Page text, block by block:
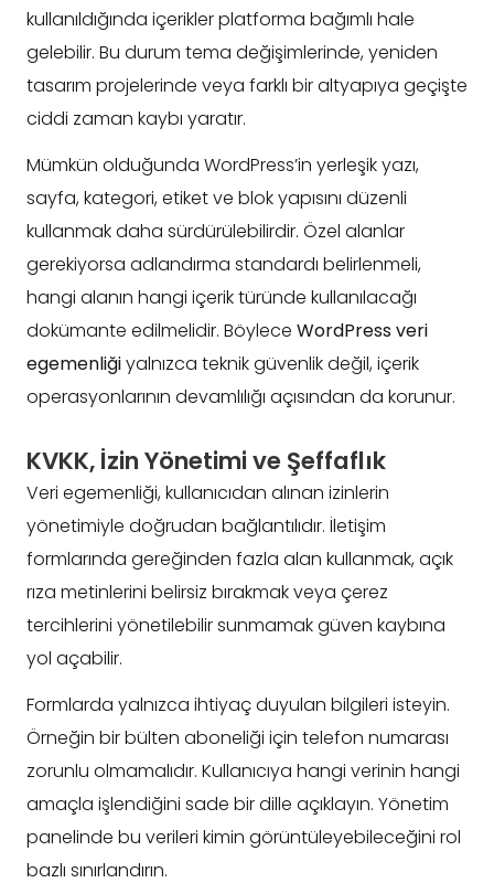
kullanıldığında içerikler platforma bağımlı hale
gelebilir. Bu durum tema değişimlerinde, yeniden
tasarım projelerinde veya farklı bir altyapıya geçişte
ciddi zaman kaybı yaratır.
Mümkün olduğunda WordPress’in yerleşik yazı,
sayfa, kategori, etiket ve blok yapısını düzenli
kullanmak daha sürdürülebilirdir. Özel alanlar
gerekiyorsa adlandırma standardı belirlenmeli,
hangi alanın hangi içerik türünde kullanılacağı
dokümante edilmelidir. Böylece WordPress veri
egemenliğiyalnızca teknik güvenlik değil, içerik
operasyonlarının devamlılığı açısından da korunur.
KVKK, İzin Yönetimi ve Şeffaflık
Veri egemenliği, kullanıcıdan alınan izinlerin
yönetimiyle doğrudan bağlantılıdır. İletişim
formlarında gereğinden fazla alan kullanmak, açık
rıza metinlerini belirsiz bırakmak veya çerez
tercihlerini yönetilebilir sunmamak güven kaybına
yol açabilir.
Formlarda yalnızca ihtiyaç duyulan bilgileri isteyin.
Örneğin bir bülten aboneliği için telefon numarası
zorunlu olmamalıdır. Kullanıcıya hangi verinin hangi
amaçla işlendiğini sade bir dille açıklayın. Yönetim
panelinde bu verileri kimin görüntüleyebileceğini rol
bazlı sınırlandırın.